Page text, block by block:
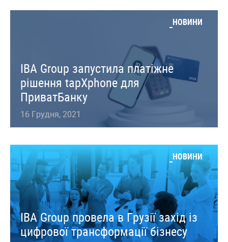
НОВИНИ
IBA Group запустила платіжне
рішення tapXphone для
ПриватБанку
16 Грудня, 2021
НОВИНИ
IBA Group провела в Грузії захід із
цифрової трансформації бізнесу